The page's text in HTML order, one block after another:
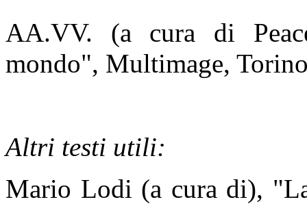
AA.VV. (a cura di
mondo", Multimage,
Altri testi utili:
Mario Lodi (a cura di),